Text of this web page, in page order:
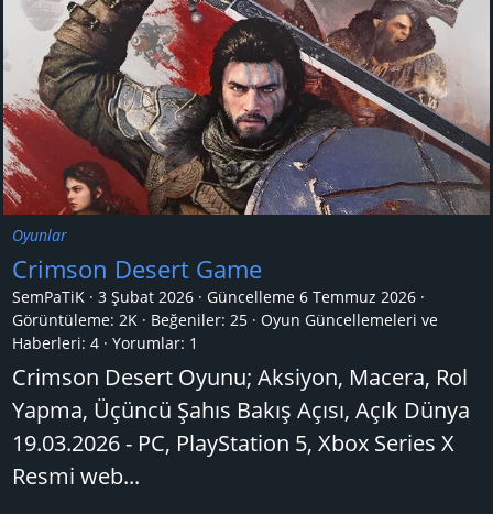
Oyunlar
Crimson Desert Game
SemPaTiK 3 Şubat 2026 Güncelleme 6 Temmuz 2026
Görüntüleme: 2K
Beğeniler: 25
Oyun Güncellemeleri ve
Haberleri: 4 Yorumlar: 1
Crimson Desert Oyunu; Aksiyon, Macera, Rol
Yapma, Üçüncü Şahıs Bakış Açısı, Açık Dünya
19.03.2026 - PC, PlayStation 5, Xbox Series X
Resmi web...